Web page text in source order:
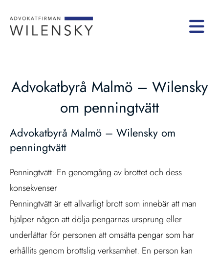
Advokatbyrå Malmö – Wilensky
om penningtvätt
Advokatbyrå Malmö – Wilensky om
penningtvätt
Penningtvätt: En genomgång av brottet och dess
konsekvenser
Penningtvätt är ett allvarligt brott som innebär att man
hjälper någon att dölja pengarnas ursprung eller
underlättar för personen att omsätta pengar som har
erhållits genom brottslig verksamhet. En person kan